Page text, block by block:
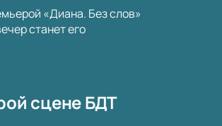
«Диана. Без слов»
станет его
сцене БДТ